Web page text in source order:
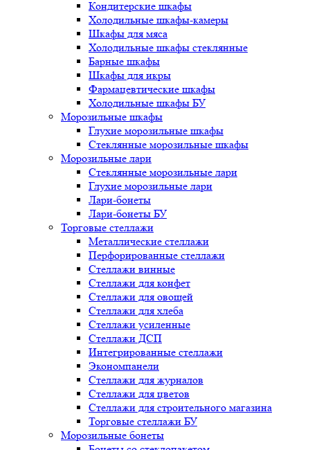
Кондитерские шкафы
Холодильные шкафы-камеры
Шкафы для мяса
Холодильные шкафы стеклянные
Барные шкафы
Шкафы для икры
Фармацевтические шкафы
Холодильные шкафы БУ
Морозильные шкафы
Глухие морозильные шкафы
Стеклянные морозильные шкафы
Морозильные лари
Стеклянные морозильные лари
Глухие морозильные лари
Лари-бонеты
Лари-бонеты БУ
Торговые стеллажи
Металлические стеллажи
Перфорированные стеллажи
Стеллажи винные
Стеллажи для конфет
Стеллажи для овощей
Стеллажи для хлеба
Стеллажи усиленные
Стеллажи ДСП
Интегрированные стеллажи
Экономпанели
Стеллажи для журналов
Стеллажи для цветов
Стеллажи для строительного магазина
Торговые стеллажи БУ
Морозильные бонеты